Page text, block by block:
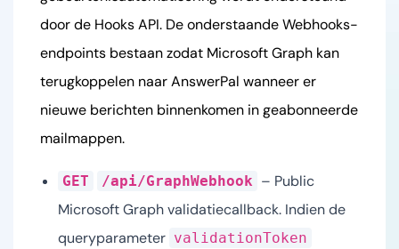
door de Hooks API. De onderstaande Webhooks-
endpoints bestaan zodat Microsoft Graph kan
terugkoppelen naar AnswerPal wanneer er
nieuwe berichten binnenkomen in geabonneerde
mailmappen.
GET /api/GraphWebhook – Public
Microsoft Graph validatiecallback. Indien de
queryparameter validationToken